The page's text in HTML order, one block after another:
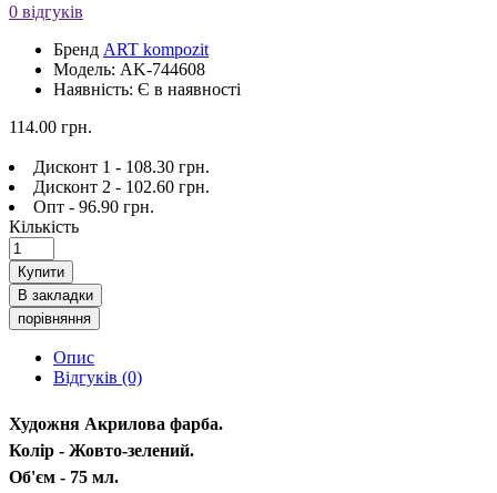
0 відгуків
Бренд ART kompozit
Модель: AK-744608
Наявність: Є в наявності
114.00 грн.
Дисконт 1 - 108.30 грн.
Дисконт 2 - 102.60 грн.
Опт - 96.90 грн.
Кількість
Купити
В закладки
порівняння
Опис
Відгуків (0)
Художня Акрилова фарба.
Колір - Жовто-зелений.
Об'єм - 75 мл.